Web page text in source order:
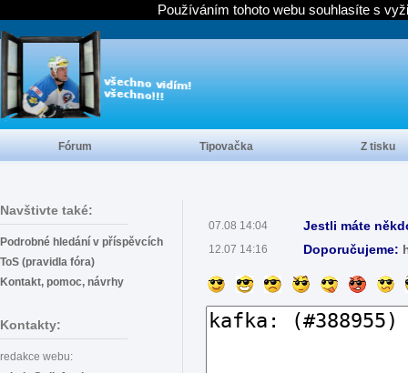
Navštivte také:
Podrobné hledání v příspěvcích
ToS (pravidla fóra)
Kontakt, pomoc, návrhy
Kontakty:
redakce webu:
07.08 14:04 Jestli máte
12.07 14:16 Doporučujeme:
Fórum Tipovačka Z tisku
Používáním tohoto webu souhlasíte s